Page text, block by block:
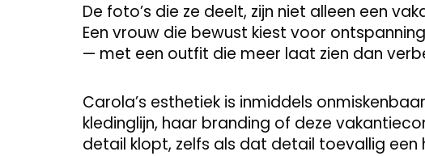
De foto’s die ze deelt, zijn niet alleen een
Een vrouw die bewust kiest voor
— met een outfit die meer laat zien dan
Carola’s esthetiek is inmiddels
kledinglijn, haar branding of deze
detail klopt, zelfs als dat detail toevallig een